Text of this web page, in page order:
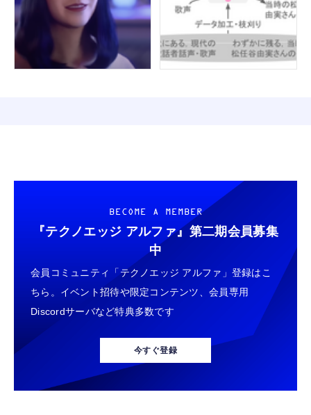
BECOME A MEMBER
『テクノエッジ アルファ』 第二期会員募集
中
会員コミュニティ「テクノエッジ アルファ」登録はこ
ちら。イベント招待や限定コンテンツ、会員専用
Discordサーバなど特典多数です
今すぐ登録